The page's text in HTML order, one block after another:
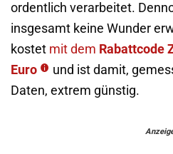
ordentlich verarbeitet.
insgesamt keine Wunder
kostet mit dem Rabattcode
Euro
und ist damit,
Daten, extrem günstig.